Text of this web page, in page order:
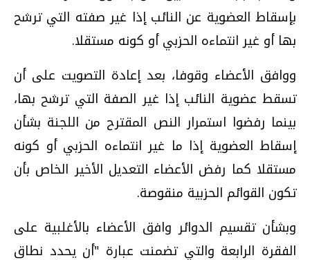
بإسقاط العضوية عن النائب إذا غير صفته التي ترشح
بها أو غير انتماءه الحزبي أو كونه مستقلا.
ووافق الأعضاء وقوفا، بعد إعادة التصويت على أن
تسقط عضوية النائب إذا غير الصفة التي ترشح بها،
بينما رفضوا استمرار النص المقترح من اللجنة بشأن
إسقاط العضوية إذا ما غير انتماءه الحزبي أو كونه
مستقلا كما رفض الأعضاء التعديل الأخير الخاص بأن
تكون القوائم الحزبية منقوصة.
وبشأن تقسيم الدوائر وافق الأعضاء بالأغلبية على
الفقرة الرابعة والتي تضمنت عبارة "أن يحدد نطاق